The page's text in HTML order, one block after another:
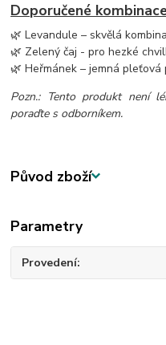
Doporučené
🌿 Levandule – skvělá
🌿 Zelený čaj - pro hezké
🌿 Heřmánek – jemná pleťová
Pozn.: Tento produkt není
poraďte s odborníkem.
Původ zboží
Parametry
Provedení